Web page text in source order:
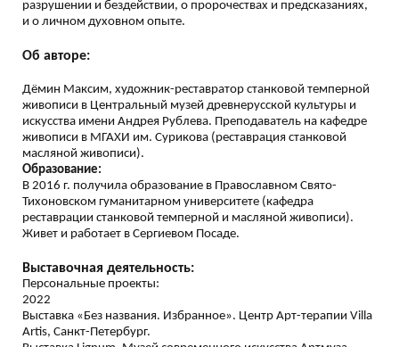
разрушении и бездействии, о пророчествах и предсказаниях,
и о личном духовном опыте.
Об авторе:
Дёмин Максим, художник-реставратор станковой темперной
живописи в Центральный музей древнерусской культуры и
искусства имени Андрея Рублева. Преподаватель на кафедре
живописи в МГАХИ им. Сурикова (реставрация станковой
масляной живописи).
Образование:
В 2016 г. получила образование в Православном Свято-
Тихоновском гуманитарном университете (кафедра
реставрации станковой темперной и масляной живописи).
Живет и работает в Сергиевом Посаде.
Выставочная деятельность:
Персональные проекты:
2022
Выставка «Без названия. Избранное». Центр Арт-терапии Villa
Artis, Санкт-Петербург.